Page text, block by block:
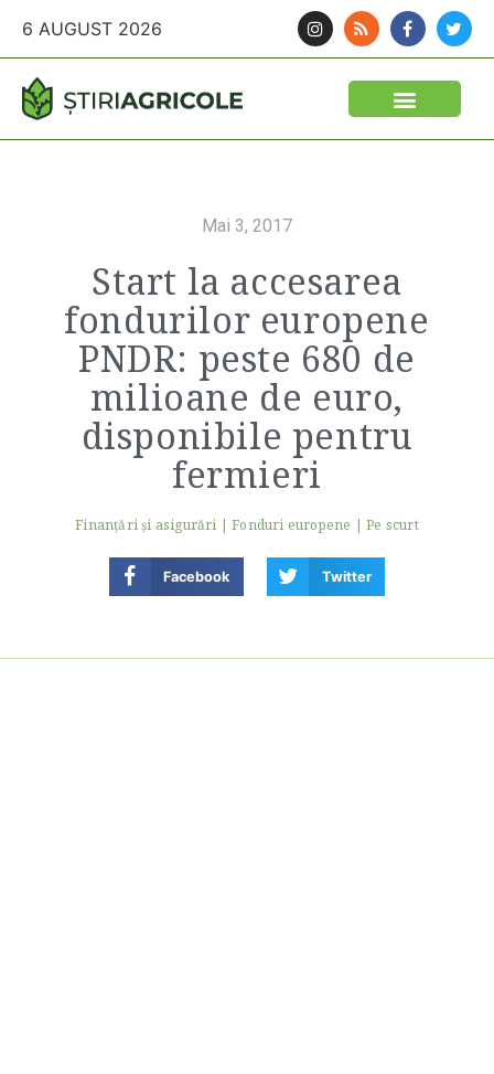
6 AUGUST 2026
Mai 3, 2017
Start la accesarea
fondurilor europene
PNDR: peste 680 de
milioane de euro,
disponibile pentru
fermieri
Finanţări şi asigurări |Fonduri europene |Pe scurt
Facebook Twitter